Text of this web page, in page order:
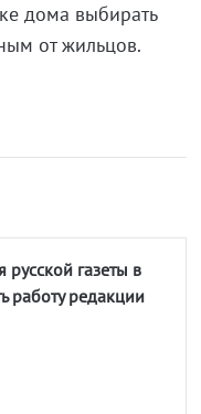
дома выбирать
от жильцов.
газеты в
работу редакции